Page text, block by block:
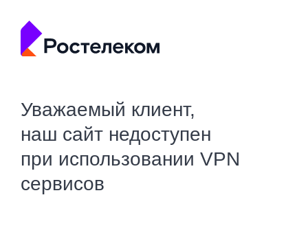
Уважаемый клиент,
наш сайт недоступен
при использовании VPN
сервисов